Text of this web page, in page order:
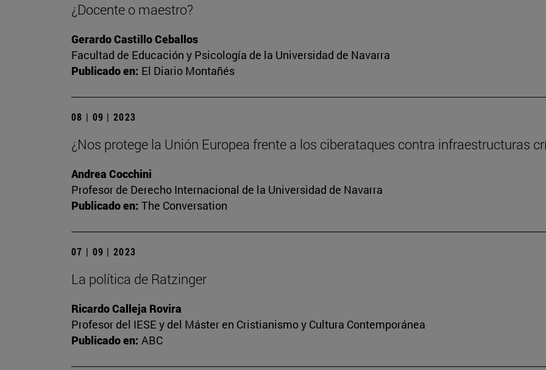
¿Docente o maestro?
Gerardo Castillo Ceballos
Facultad de Educación y Psicología de la Universidad de Navarra
Publicado en: El Diario Montañés
08 | 09 | 2023
¿Nos protege la Unión Europea frente a los ciberataques contra infraestructuras
Andrea Cocchini
Profesor de Derecho Internacional de la Universidad de Navarra
Publicado en: The Conversation
07 | 09 | 2023
La política de Ratzinger
Ricardo Calleja Rovira
Profesor del IESE y del Máster en Cristianismo y Cultura Contemporánea
Publicado en: ABC